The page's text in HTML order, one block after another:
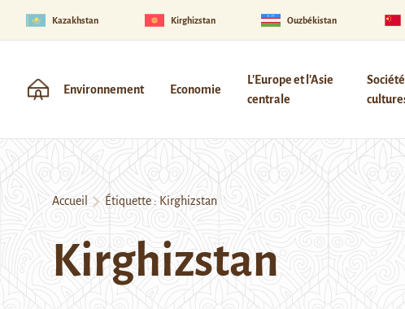
Kazakhstan Kirghizstan Ouzbékistan
Environnement Economie
L'Europe et l'Asie
centrale
Accueil Étiquette : Kirghizstan
Kirghizstan